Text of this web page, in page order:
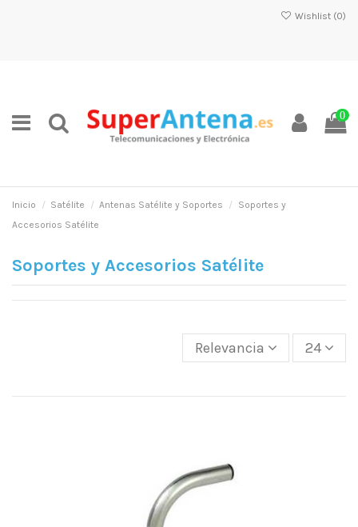
Wishlist (0)
0
Inicio Satélite Antenas Satélite y Soportes
Soportes y
Accesorios Satélite
Soportes y Accesorios Satélite
Relevancia 24